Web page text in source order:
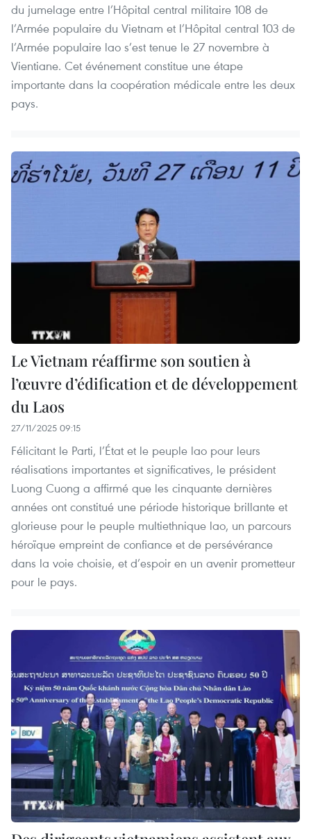
du jumelage entre l’Hôpital central militaire 108 de
l’Armée populaire du Vietnam et l’Hôpital central 103 de
l’Armée populaire lao s’est tenue le 27 novembre à
Vientiane. Cet événement constitue une étape
importante dans la coopération médicale entre les deux
pays.
Le Vietnam réaffirme son soutien à
l’œuvre d’édification et de développement
du Laos
27/11/2025 09:15
Félicitant le Parti, l’État et le peuple lao pour leurs
réalisations importantes et significatives, le président
Luong Cuong a affirmé que les cinquante dernières
années ont constitué une période historique brillante et
glorieuse pour le peuple multiethnique lao, un parcours
héroïque empreint de confiance et de persévérance
dans la voie choisie, et d’espoir en un avenir prometteur
pour le pays.